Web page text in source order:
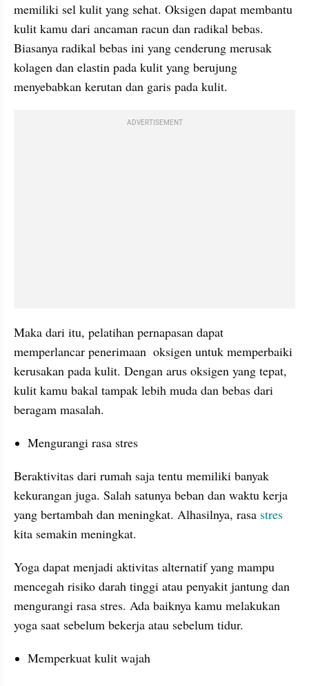
memiliki sel kulit yang sehat. Oksigen dapat membantu
kulit kamu dari ancaman racun dan radikal bebas.
Biasanya radikal bebas ini yang cenderung merusak
kolagen dan elastin pada kulit yang berujung
menyebabkan kerutan dan garis pada kulit.
ADVERTISEMENT
Maka dari itu, pelatihan pernapasan dapat
memperlancar penerimaan  oksigen untuk memperbaiki
kerusakan pada kulit. Dengan arus oksigen yang tepat,
kulit kamu bakal tampak lebih muda dan bebas dari
beragam masalah.
Mengurangi rasa stres
Beraktivitas dari rumah saja tentu memiliki banyak
kekurangan juga. Salah satunya beban dan waktu kerja
yang bertambah dan meningkat. Alhasilnya, rasa stres
kita semakin meningkat.
Yoga dapat menjadi aktivitas alternatif yang mampu
mencegah risiko darah tinggi atau penyakit jantung dan
mengurangi rasa stres. Ada baiknya kamu melakukan
yoga saat sebelum bekerja atau sebelum tidur.
Memperkuat kulit wajah